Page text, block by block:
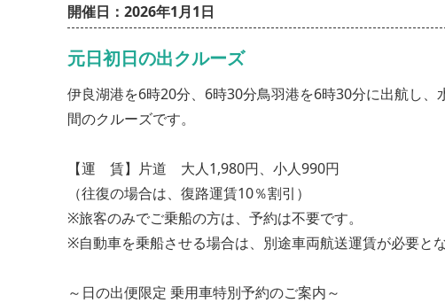
開催日：2026年1月1日
元日初日の出クルーズ
伊良湖港を6時20分、6時30分鳥羽港を6時30分に出航し
間のクルーズです。
【運 賃】片道 大人1,980円、小人990円
（往復の場合は、復路運賃10％割引）
※旅客のみでご乗船の方は、予約は不要です。
※自動車を乗船させる場合は、別途車両航送運賃が必要とな
～日の出便限定 乗用車特別予約のご案内～